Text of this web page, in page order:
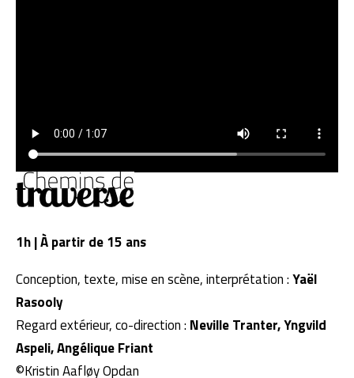
1h | À partir de 15 ans
Conception, texte, mise en scène, interprétation :Yaël
Rasooly
Regard extérieur, co-direction : Neville Tranter, Yngvild
Aspeli, Angélique Friant
©Kristin Aafløy Opdan